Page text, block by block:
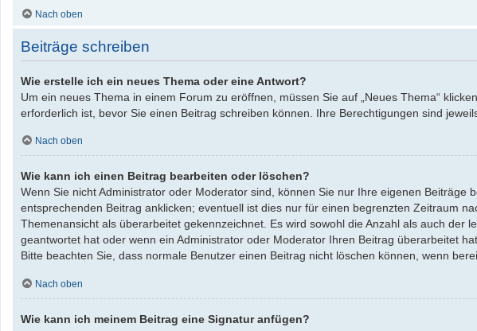
Nach oben
Beiträge schreiben
Wie erstelle ich ein neues Thema oder eine Antwort?
Um ein neues Thema in einem Forum zu eröffnen, müssen Sie auf „Neues Thema“
erforderlich ist, bevor Sie einen Beitrag schreiben können. Ihre Berechtigungen sind
Nach oben
Wie kann ich einen Beitrag bearbeiten oder löschen?
Wenn Sie nicht Administrator oder Moderator sind, können Sie nur Ihre eigenen
entsprechenden Beitrag anklicken; eventuell ist dies nur für einen begrenzten Zeitraum
Themenansicht als überarbeitet gekennzeichnet. Es wird sowohl die Anzahl als auch
geantwortet hat oder wenn ein Administrator oder Moderator Ihren Beitrag überarbeitet
Bitte beachten Sie, dass normale Benutzer einen Beitrag nicht löschen können, wenn
Nach oben
Wie kann ich meinem Beitrag eine Signatur anfügen?